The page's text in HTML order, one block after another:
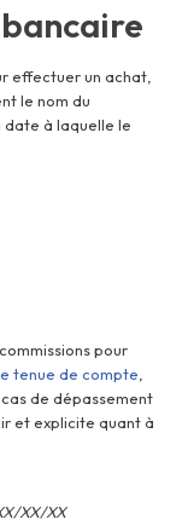
effectuer un achat,
le nom du
date à laquelle le
pour
tenue de compte
de dépassement
et explicite quant à
XX/XX